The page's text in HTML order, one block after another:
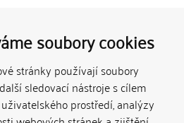
soubory cookies
stránky používají soubory
sledovací nástroje s cílem
prostředí, analýzy
k
autora.
not